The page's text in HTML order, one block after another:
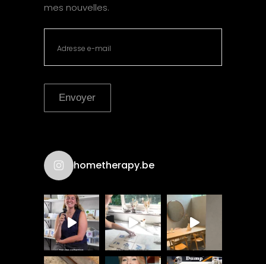
mes nouvelles.
Envoyer
hometherapy.be